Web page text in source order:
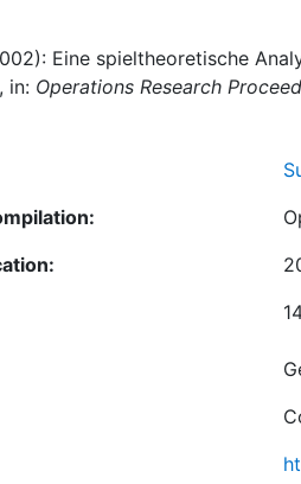
Eine spieltheoretische
in: Operations Research